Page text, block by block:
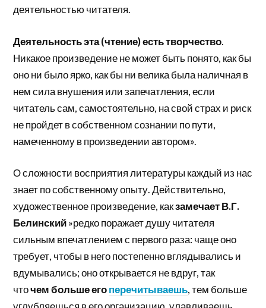
деятельностью читателя.
Деятельность эта (чтение) есть творчество.
Никакое произведение не может быть понято, как бы
оно ни было ярко, как бы ни велика была наличная в
нем сила внушения или запечатления, если
читатель сам, самостоятельно, на свой страх и риск
не пройдет в собственном сознании по пути,
намеченному в произведении автором».
О сложности восприятия литературы каждый из нас
знает по собственному опыту. Действительно,
художественное произведение, какзамечает В.Г.
Белинский»редко поражает душу читателя
сильным впечатлением с первого раза: чаще оно
требует, чтобы в него постепенно вглядывались и
вдумывались; оно открывается не вдруг, так
чточем больше егоперечитываешь, тем больше